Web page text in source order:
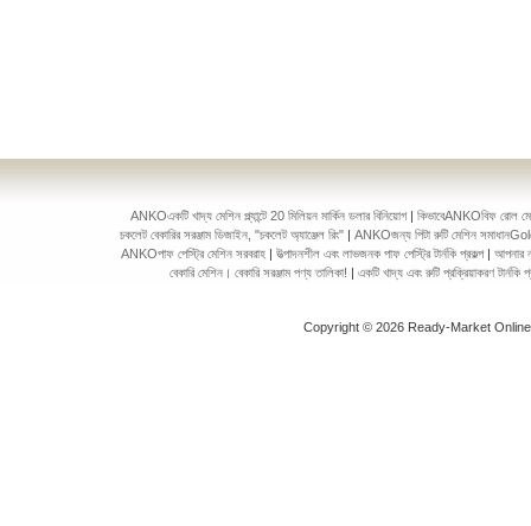
ANKOএকটি খাদ্য মেশিন প্ল্যান্টে 20 মিলিয়ন মার্কিন ডলার বিনিয়োগ |কিভাবেANKOবিফ রোল
চকলেট বেকারির সরঞ্জাম ডিজাইন, "চকলেট অ্যাঞ্জেল রিং" |ANKOজন্য পিটা রুটি মেশিন
ANKOপাফ পেস্ট্রি মেশিন সরবরাহ |উত্পাদনশীল এবং লাভজনক পাফ পেস্ট্রি টার্নকি প্রকল্প|আপনার
বেকারি মেশিন। বেকারি সরঞ্জাম পণ্য তালিকা! | একটি খাদ্য এবং রুটি প্রক্রিয়াকরণ
Copyright © 2026 Ready-Market